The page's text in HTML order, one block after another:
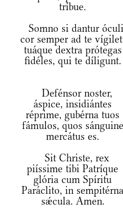
tríbue.
Somno si dantur
cor semper ad te
tuáque dextra prótegas
fidéles, qui te díligunt.
Defénsor noster,
áspice, insidiántes
réprime, gubérna tuos
fámulos, quos sánguine
mercátus es.
Sit Christe, rex
piíssime tibi Patríque
glória cum Spíritu
Paráclito, in sempitérna
sǽcula. Amen.